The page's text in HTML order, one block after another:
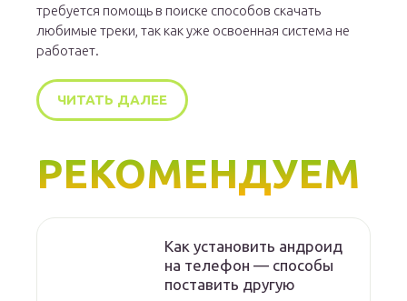
требуется помощь в поиске способов скачать
любимые треки, так как уже освоенная система не
работает.
ЧИТАТЬ ДАЛЕЕ
РЕКОМЕНДУЕМ
Как установить андроид
на телефон — способы
поставить другую